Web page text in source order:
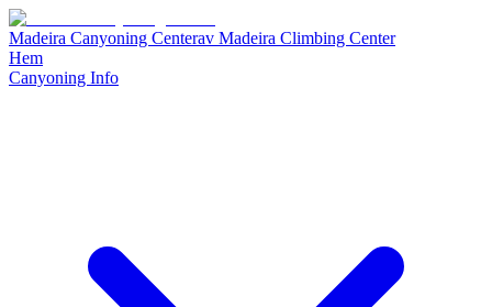
Madeira Canyoning Centerav Madeira Climbing Center
Hem
Canyoning Info